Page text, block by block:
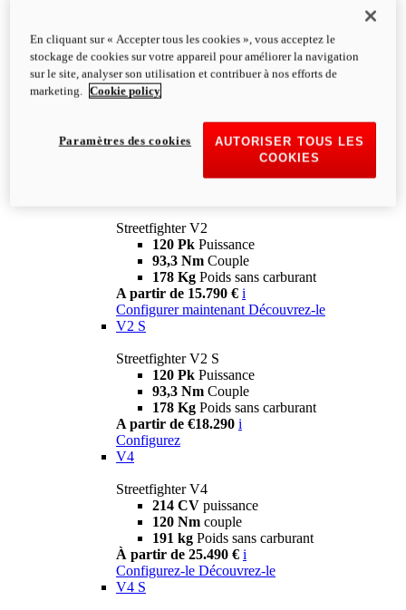
Streetfighter V2
120 Pk Puissance
93,3 Nm Couple
178 Kg Poids sans carburant
A partir de 15.790 € i
Configurer maintenant Découvrez-le
V2 S
Streetfighter V2 S
120 Pk Puissance
93,3 Nm Couple
178 Kg Poids sans carburant
A partir de €18.290 i
Configurez
V4
Streetfighter V4
214 CV puissance
120 Nm couple
191 kg Poids sans carburant
À partir de 25.490 € i
Configurez-le Découvrez-le
V4 S
En cliquant sur « Accepter tous les cookies », vous acceptez le
stockage de cookies sur votre appareil pour améliorer la navigation
sur le site, analyser son utilisation et contribuer à nos efforts de
marketing.
Cookie policy
AUTORISER TOUS LES
COOKIES
Paramètres des cookies